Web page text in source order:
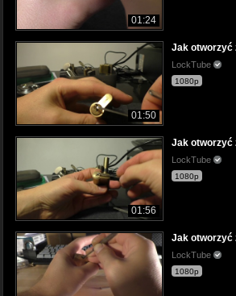
01:24
01:50
Jak otworzyć
LockTube
1080p
01:56
Jak otworzyć
LockTube
1080p
Jak otworzyć
LockTube
1080p